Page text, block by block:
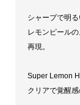
シャープで明る
レモンピール
再現。
Super Lemon
クリアで覚醒